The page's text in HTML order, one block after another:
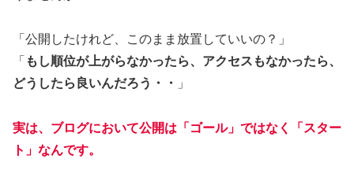
「公開したけれど、このまま放置していいの？」
「 もし順位が上がらなかったら、アクセスもなかったら、
どうしたら良いんだろう・・
」
実は、ブログにおいて公開は「ゴール」ではなく「スター
ト」なんです。